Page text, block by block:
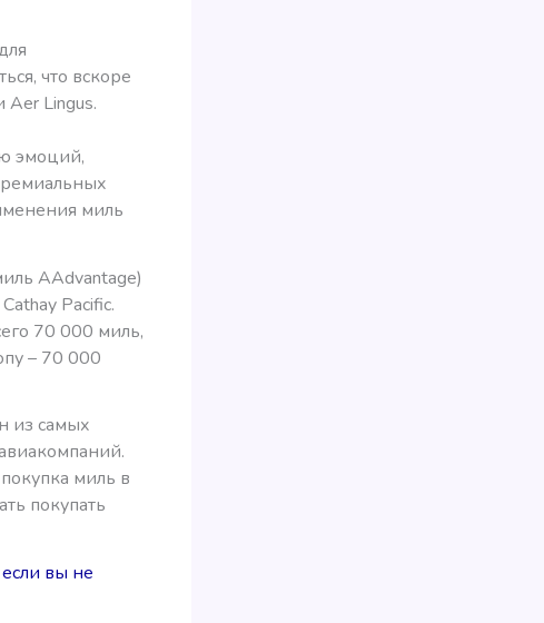
что вскоре
Aer Lingus.
эмоций,
миль
AAdvantage)
Pacific.
70 000 миль,
– 70 000
из самых
миль в
покупать
вы не